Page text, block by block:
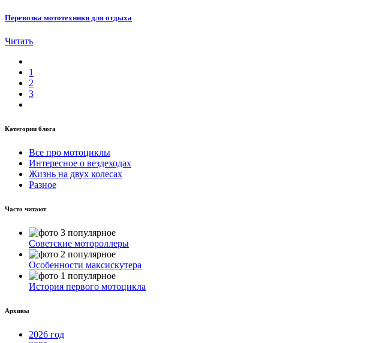
Перевозка мототехники для отдыха
Читать
1
2
3
Категории блога
Все про мотоциклы
Интересное о вездеходах
Жизнь на двух колесах
Разное
Часто читают
Советские мотороллеры
Особенности максискутера
История первого мотоцикла
Архивы
2026 год